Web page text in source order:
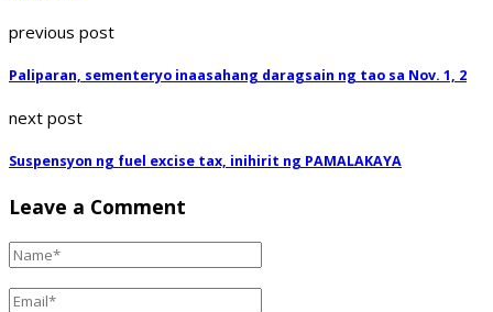
previous post
Paliparan, sementeryo inaasahang daragsain ng tao sa Nov. 1, 2
next post
Suspensyon ng fuel excise tax, inihirit ng PAMALAKAYA
Leave a Comment